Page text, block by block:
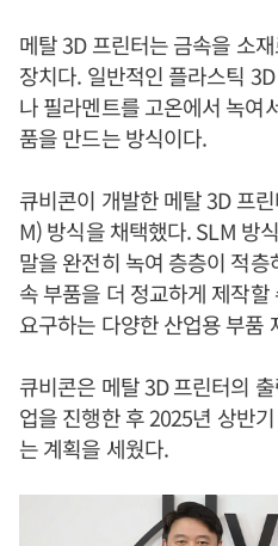
메탈 3D 프린터는 금속을 소
장치다. 일반적인 플라스틱
나 필라멘트를 고온에서 녹여
품을 만드는 방식이다.
큐비콘이 개발한 메탈 3D 프
M) 방식을 채택했다. SLM 방
말을 완전히 녹여 층층이 적
속 부품을 더 정교하게 제작
요구하는 다양한 산업용 부품
큐비콘은 메탈 3D 프린터의
업을 진행한 후 2025년 상반
는 계획을 세웠다.